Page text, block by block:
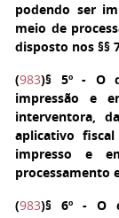
podendo ser
meio de
disposto nos §§
(983)§ 5º- O
impressão e
interventora,
aplicativo
impresso e
processamento
(983)§ 6º - O